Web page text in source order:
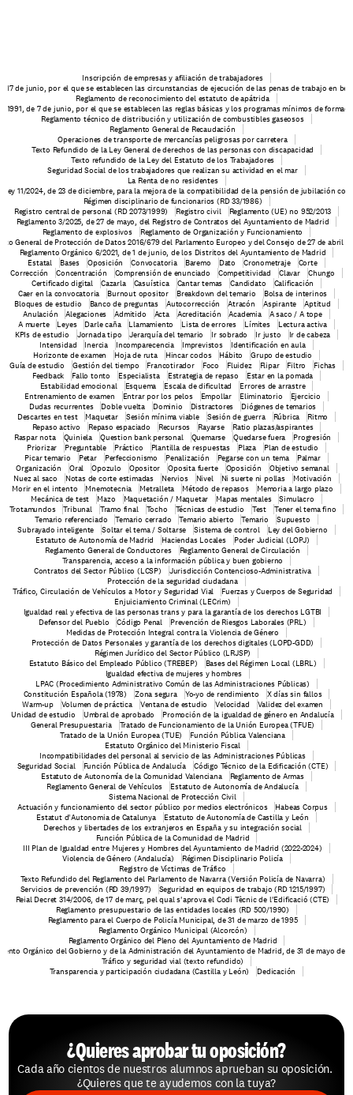
Inscripción de empresas y afiliación de trabajadores
17 de junio, por el que se establecen las circunstancias de ejecución de las penas de trabajo en
Reglamento de reconocimiento del estatuto de apátrida
1991, de 7 de junio, por el que se establecen las reglas básicas y los programas mínimos de
Reglamento técnico de distribución y utilización de combustibles gaseosos
Reglamento General de Recaudación
Operaciones de transporte de mercancías peligrosas por carretera
Texto Refundido de la Ley General de derechos de las personas con discapacidad
Texto refundido de la Ley del Estatuto de los Trabajadores
Seguridad Social de los trabajadores que realizan su actividad en el mar
La Renta de no residentes
ley 11/2024, de 23 de diciembre, para la mejora de la compatibilidad de la pensión de jubilación
Régimen disciplinario de funcionarios (RD 33/1986)
Registro central de personal (RD 2073/1999)
Registro civil
Reglamento (UE) no 952/2013
Reglamento 3/2025, de 27 de mayo, del Registro de Contratos del Ayuntamiento de Madrid
Reglamento de explosivos
Reglamento de Organización y Funcionamiento
General de Protección de Datos 2016/679 del Parlamento Europeo y del Consejo de 27 de abril
Reglamento Orgánico 6/2021, de 1 de junio, de los Distritos del Ayuntamiento de Madrid
Estatal
Bases Oposición Convocatoria Baremo Dato Cronometraje
Corte
Corrección
Concentración Comprensión de enunciado Competitividad Clavar
Chungo
Certificado digital
Cazarla Casuística Cantar temas Candidato
Calificación
Caer en la convocatoria
Burnout opositor Breakdown del temario
Bolsa de interinos
Bloques de estudio
Banco de preguntas Autocorrección Atracón Aspirante
Aptitud
Anulación
Alegaciones Admitido Acta Acreditación Academia
A saco / A tope
A muerte
Leyes Darle caña Llamamiento Lista de errores Límites
Lectura activa
KPIs de estudio
Jornada tipo Jerarquía del temario Ir sobrado Ir justo
Ir de cabeza
Intensidad
Inercia Incomparecencia Imprevistos
Identificación en aula
Horizonte de examen
Hoja de ruta Hincar codos Hábito
Grupo de estudio
Guía de estudio
Gestión del tiempo Francotirador Foco Fluidez Flipar Filtro
Fichas
Feedback
Fallo tonto Especialista Estrategia de repaso
Estar en la pomada
Estabilidad emocional
Esquema Escala de dificultad
Errores de arrastre
Entrenamiento de examen
Entrar por los pelos Empollar Eliminatorio
Ejercicio
Dudas recurrentes
Doble vuelta Dominio Distractores
Diógenes de temarios
Descartes en test
Maquetar Sesión mínima viable Sesión de guerra Rúbrica
Ritmo
Repaso activo
Repaso espaciado Recursos Rayarse
Ratio plazas/aspirantes
Raspar nota
Quiniela Question bank personal Quemarse Quedarse fuera
Progresión
Priorizar
Preguntable Práctico Plantilla de respuestas Plaza
Plan de estudio
Picar temario
Petar Perfeccionismo Penalización Pegarse con un tema
Palmar
Organización
Oral Opozulo Opositor Oposita fuerte Oposición
Objetivo semanal
Nuez al saco
Notas de corte estimadas Nervios Nivel Ni suerte ni pollas
Motivación
Morir en el intento
Mnemotecnia Metralleta Método de repasos
Memoria a largo plazo
Mecánica de test
Mazo Maquetación / Maquetar Mapas mentales
Simulacro
Trotamundos
Tribunal Tramo final Tocho Técnicas de estudio Test
Tener el tema fino
Temario referenciado
Temario cerrado Temario abierto Temario
Supuesto
Subrayado inteligente
Soltar el tema / Soltarse Sistema de control
Ley del Gobierno
Estatuto de Autonomía de Madrid
Haciendas Locales
Poder Judicial (LOPJ)
Reglamento General de Conductores
Reglamento General de Circulación
Transparencia, acceso a la información pública y buen gobierno
Contratos del Sector Público (LCSP)
Jurisdicción Contencioso-Administrativa
Protección de la seguridad ciudadana
Tráfico, Circulación de Vehículos a Motor y Seguridad Vial
Fuerzas y Cuerpos de Seguridad
Enjuiciamiento Criminal (LECrim)
Igualdad real y efectiva de las personas trans y para la garantía de los derechos LGTBI
Defensor del Pueblo
Código Penal
Prevención de Riesgos Laborales (PRL)
Medidas de Protección Integral contra la Violencia de Género
Protección de Datos Personales y garantía de los derechos digitales (LOPD-GDD)
Régimen Jurídico del Sector Público (LRJSP)
Estatuto Básico del Empleado Público (TREBEP)
Bases del Régimen Local (LBRL)
Igualdad efectiva de mujeres y hombres
LPAC (Procedimiento Administrativo Común de las Administraciones Públicas)
Constitución Española (1978)
Zona segura Yo-yo de rendimiento
X días sin fallos
Warm-up
Volumen de práctica Ventana de estudio Velocidad
Validez del examen
Unidad de estudio
Umbral de aprobado
Promoción de la igualdad de género en Andalucía
General Presupuestaria
Tratado de Funcionamiento de la Unión Europea (TFUE)
Tratado de la Unión Europea (TUE)
Función Pública Valenciana
Estatuto Orgánico del Ministerio Fiscal
Incompatibilidades del personal al servicio de las Administraciones Públicas
Seguridad Social
Función Pública de Andalucía
Código Técnico de la Edificación (CTE)
Estatuto de Autonomía de la Comunidad Valenciana
Reglamento de Armas
Reglamento General de Vehículos
Estatuto de Autonomía de Andalucía
Sistema Nacional de Protección Civil
Actuación y funcionamiento del sector público por medios electrónicos
Habeas Corpus
Estatut d'Autonomia de Catalunya
Estatuto de Autonomía de Castilla y León
Derechos y libertades de los extranjeros en España y su integración social
Función Pública de la Comunidad de Madrid
III Plan de Igualdad entre Mujeres y Hombres del Ayuntamiento de Madrid (2022-2024)
Violencia de Género (Andalucía)
Régimen Disciplinario Policía
Registro de Víctimas de Tráfico
Texto Refundido del Reglamento del Parlamento de Navarra (Versión Policía de Navarra)
Servicios de prevención (RD 39/1997)
Seguridad en equipos de trabajo (RD 1215/1997)
Reial Decret 314/2006, de 17 de març, pel qual s'aprova el Codi Tècnic de l'Edificació (CTE)
Reglamento presupuestario de las entidades locales (RD 500/1990)
Reglamento para el Cuerpo de Policía Municipal, de 31 de marzo de 1995
Reglamento Orgánico Municipal (Alcorcón)
Reglamento Orgánico del Pleno del Ayuntamiento de Madrid
Orgánico del Gobierno y de la Administración del Ayuntamiento de Madrid, de 31 de mayo de
Tráfico y seguridad vial (texto refundido)
Transparencia y participación ciudadana (Castilla y León)
Dedicación
¿Quieres aprobar tu oposición?
Cada año cientos de nuestros alumnos aprueban su oposición.
¿Quieres que te ayudemos con la tuya?